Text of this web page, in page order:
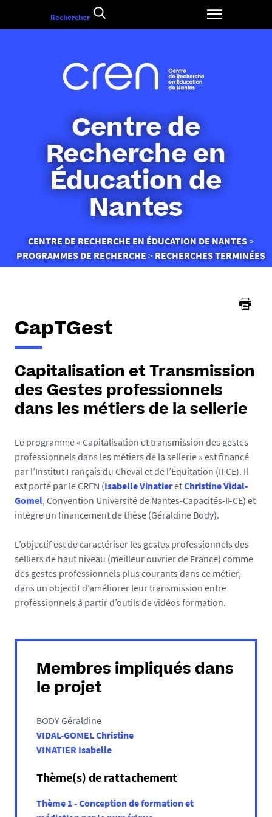
Centre de
Recherche en
Éducation de
Nantes
Vous
êtes
ici :
CENTRE DE RECHERCHE EN ÉDUCATION DE NANTES
PROGRAMMES DE RECHERCHE
RECHERCHES TERMINÉES
Rechercher
CapTGest
Capitalisation et Transmission
des Gestes professionnels
dans les métiers de la sellerie
Le programme « Capitalisation et transmission des gestes
professionnels dans les métiers de la sellerie » est financé
par l’Institut Français du Cheval et de l’Équitation (IFCE). Il
est porté par le CREN (Isabelle VinatieretChristine Vidal-
Gomel, Convention Université de Nantes-Capacités-IFCE) et
intègre un financement de thèse (Géraldine Body).
L’objectif est de caractériser les gestes professionnels des
selliers de haut niveau (meilleur ouvrier de France) comme
des gestes professionnels plus courants dans ce métier,
dans un objectif d’améliorer leur transmission entre
professionnels à partir d’outils de vidéos formation.
Membres impliqués dans
le projet
BODY Géraldine
VIDAL-GOMEL Christine
VINATIER Isabelle
Thème(s) de rattachement
Thème 1 - Conception de formation et